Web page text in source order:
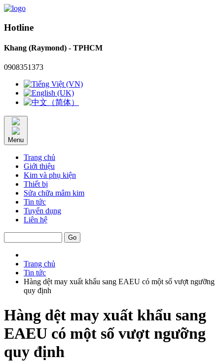
Hotline
Khang (Raymond) - TPHCM
0908351373
Menu
Trang chủ
Giới thiệu
Kim và phụ kiện
Thiết bị
Sửa chữa mâm kim
Tin tức
Tuyển dụng
Liên hệ
Trang chủ
Tin tức
Hàng dệt may xuất khẩu sang EAEU có một số vượt ngưỡng
quy định
Hàng dệt may xuất khẩu sang
EAEU có một số vượt ngưỡng
quy định